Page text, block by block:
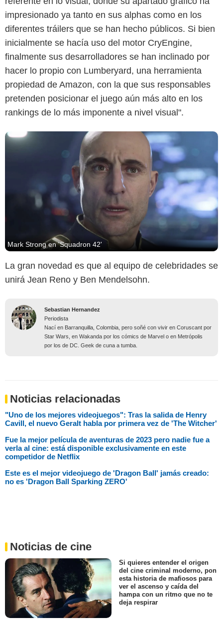
impresionado ya tanto en sus alphas como en los
diferentes tráilers que se han hecho públicos. Si bien
inicialmente se hacía uso del motor CryEngine,
finalmente sus desarrolladores se han inclinado por
hacer lo propio con Lumberyard, una herramienta
propiedad de Amazon, con la que sus responsables
pretenden posicionar el juego aún más alto en los
rankings de lo más imponente a nivel visual".
Cloud Imperium Games
Mark Strong en 'Squadron 42'
La gran novedad es que al equipo de celebridades se
unirá Jean Reno y Ben Mendelsohn.
Sebastian Hernandez
Periodista
Nací en Barranquilla, Colombia, pero soñé con vivir en Coruscant por
Star Wars, en Wakanda por los cómics de Marvel o en Metrópolis
por los de DC. Geek de cuna a tumba.
Noticias relacionadas
"Uno de los mejores videojuegos": Tras la salida de Henry
Cavill, el nuevo Geralt habla por primera vez de 'The Witcher'
Fue la mejor película de aventuras de 2023 pero nadie fue a
verla al cine: está disponible exclusivamente en este
competidor de Netflix
Este es el mejor videojuego de 'Dragon Ball' jamás creado:
no es 'Dragon Ball Sparking ZERO'
Noticias de cine
Si quieres entender el origen
del cine criminal moderno, pon
esta historia de mafiosos para
ver el ascenso y caída del
hampa con un ritmo que no te
deja respirar